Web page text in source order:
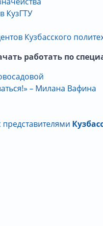
КузГТУ
Кузбасского
работать по
– Милана Вафина
представителями